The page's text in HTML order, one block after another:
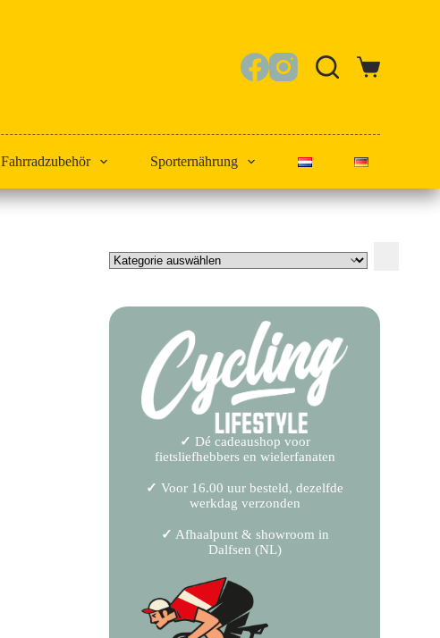
Warenkorb
Fahrradzubehör Sporternährung
auswählen
✓ Dé cadeaushop voor
fietsliefhebbers en wielerfanaten
✓ Voor 16.00 uur besteld, dezelfde
werkdag verzonden
✓ Afhaalpunt & showroom in
Dalfsen (NL)